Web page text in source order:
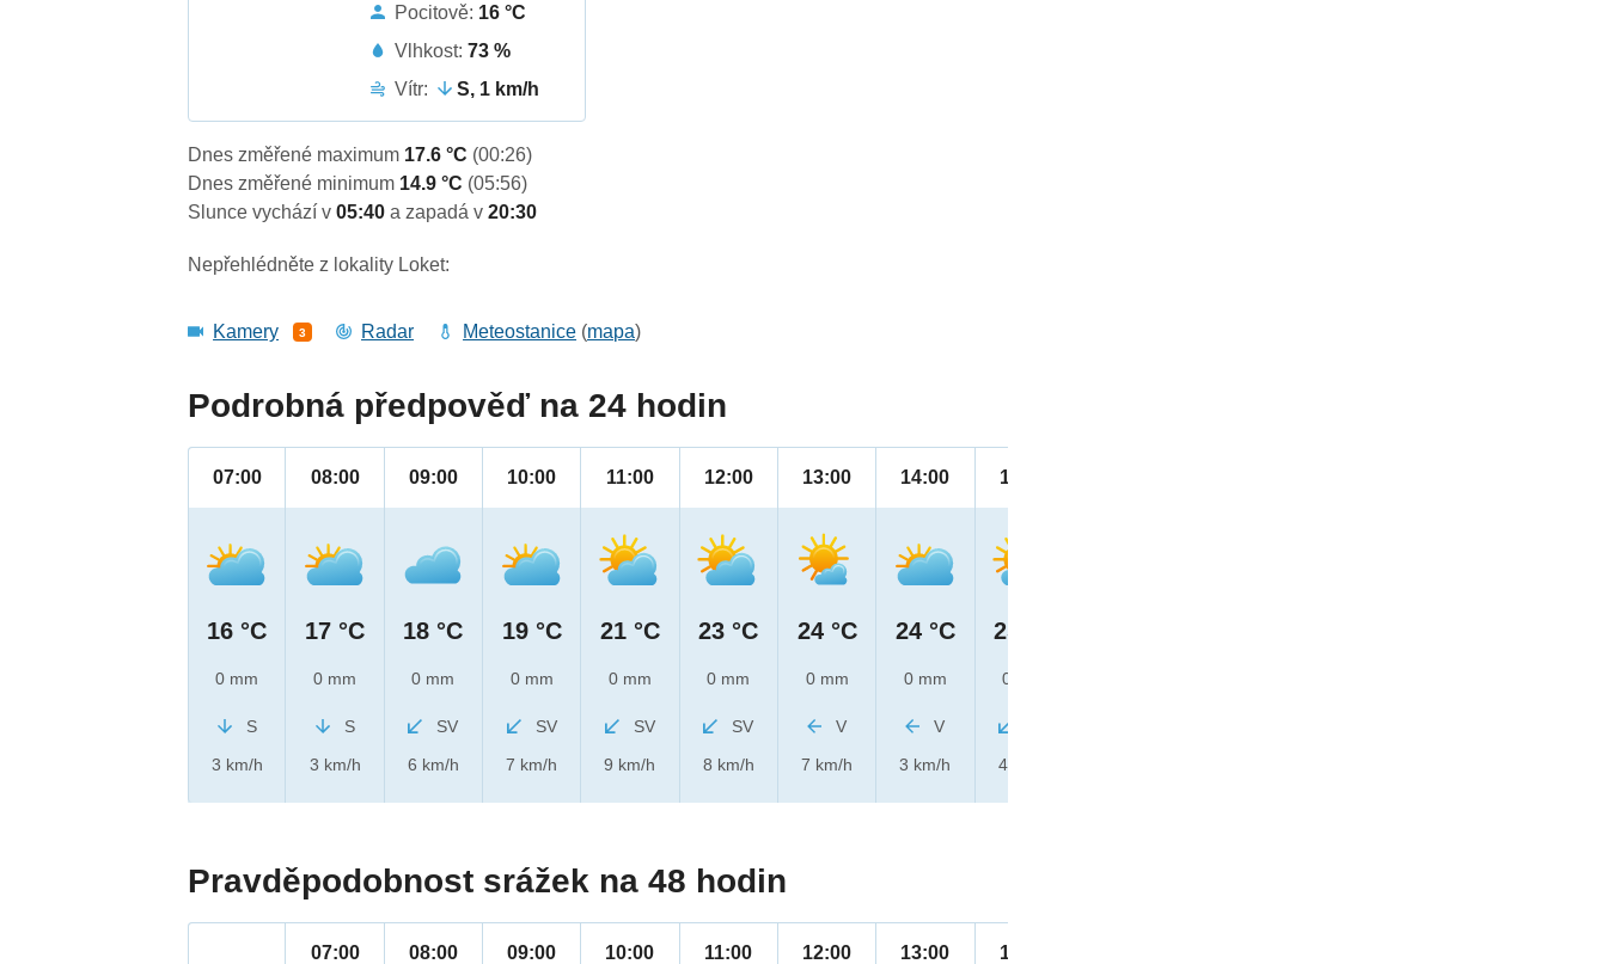
Pocitově: 16 °C
Vlhkost:73 %
Vítr:
S, 1 km/h
Dnes změřené maximum 17.6 °C (00:26)
Dnes změřené minimum 14.9 °C (05:56)
Slunce vychází v05:40a zapadá v20:30
Nepřehlédněte z lokality Loket:
Kamery 3 Radar Meteostanice (mapa)
Podrobná předpověď na 24 hodin
07:00
16 °C
0 mm
S
3 km/h
08:00
17 °C
0 mm
S
3 km/h
09:00
18 °C
0 mm
SV
6 km/h
10:00
19 °C
0 mm
SV
7 km/h
11:00
21 °C
0 mm
SV
9 km/h
12:00
23 °C
0 mm
SV
8 km/h
13:00
24 °C
0 mm
V
7 km/h
14:00
24 °C
0 mm
V
3 km/h
15:00
25 °C
0 mm
4 km/h
Pravděpodobnost srážek na 48 hodin
07:00 08:00 09:00 10:00 11:00 12:00 13:00 14:00